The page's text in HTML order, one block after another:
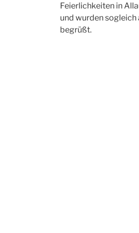
Feierlichkeiten in
und wurden
begrüßt.